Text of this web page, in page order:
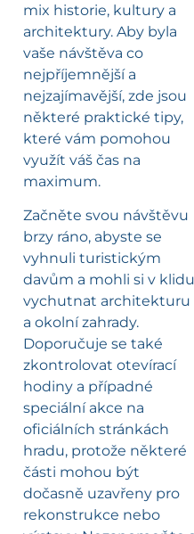
mix historie, kultury a
architektury. Aby byla
vaše návštěva co
nejpříjemnější a
nejzajímavější, zde jsou
některé praktické tipy,
které vám pomohou
využít váš čas na
maximum.
Začněte svou návštěvu
brzy ráno, abyste se
vyhnuli turistickým
davům a mohli si v klidu
vychutnat architekturu
a okolní zahrady.
Doporučuje se také
zkontrolovat otevírací
hodiny a případné
speciální akce na
oficiálních stránkách
hradu, protože některé
části mohou být
dočasně uzavřeny pro
rekonstrukce nebo